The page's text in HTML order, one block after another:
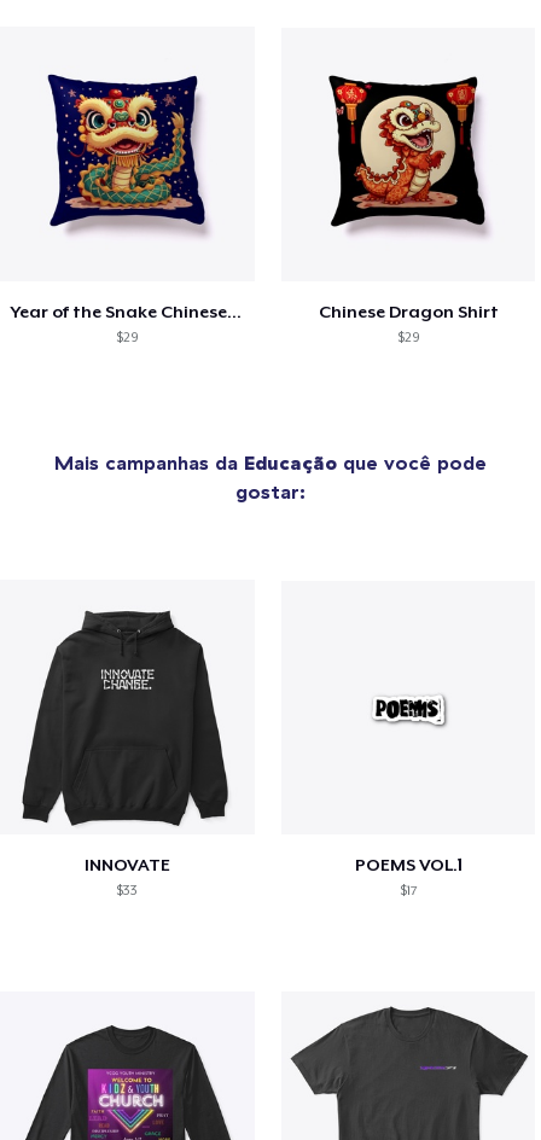
Year of the Snake Chinese New Year
$29
Chinese Dragon Shirt
$29
Mais campanhas da Educação que você pode
gostar:
INNOVATE
$33
POEMS VOL.1
$17